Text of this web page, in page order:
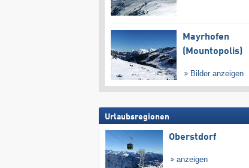
Mayrhofen
(Mountopolis)
Bilder anzeigen
Urlaubsregionen
Oberstdorf
anzeigen